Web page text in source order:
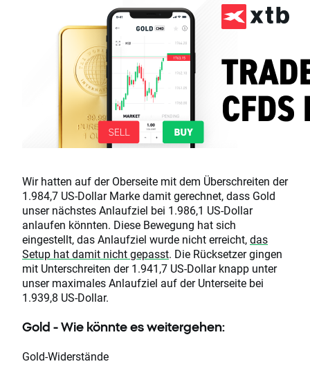
Wir hatten auf der Oberseite mit dem Überschreiten der
1.984,7 US-Dollar Marke damit gerechnet, dass Gold
unser nächstes Anlaufziel bei 1.986,1 US-Dollar
anlaufen könnten. Diese Bewegung hat sich
eingestellt, das Anlaufziel wurde nicht erreicht,das
Setup hat damit nicht gepasst. Die Rücksetzer gingen
mit Unterschreiten der 1.941,7 US-Dollar knapp unter
unser maximales Anlaufziel auf der Unterseite bei
1.939,8 US-Dollar.
Gold - Wie könnte es weitergehen:
Gold-Widerstände